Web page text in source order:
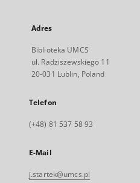
Adres
Biblioteka UMCS
ul. Radziszewskiego 11
20-031 Lublin, Poland
Telefon
(+48) 81 537 58 93
E-Mail
j.startek@umcs.pl